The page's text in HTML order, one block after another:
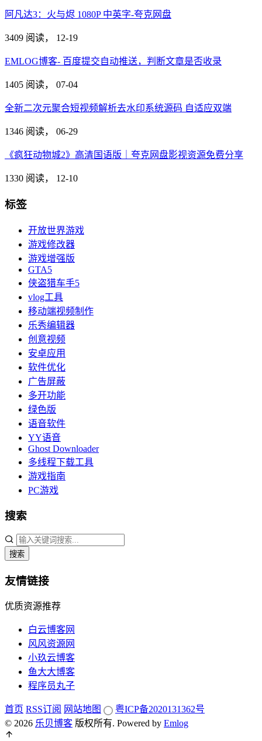
阿凡达3：火与烬 1080P 中英字-夸克网盘
3409 阅读， 12-19
EMLOG博客- 百度提交自动推送，判断文章是否收录
1405 阅读， 07-04
全新二次元聚合短视频解析去水印系统源码 自适应双端
1346 阅读， 06-29
《疯狂动物城2》高清国语版｜夸克网盘影视资源免费分享
1330 阅读， 12-10
标签
开放世界游戏
游戏修改器
游戏增强版
GTA5
侠盗猎车手5
vlog工具
移动端视频制作
乐秀编辑器
创意视频
安卓应用
软件优化
广告屏蔽
多开功能
绿色版
语音软件
YY语音
Ghost Downloader
多线程下载工具
游戏指南
PC游戏
搜索
搜索
友情链接
优质资源推荐
白云博客网
风风资源网
小玖云博客
鱼大大博客
程序员丸子
首页 RSS订阅 网站地图
粤ICP备2020131362号
© 2026 乐贝博客 版权所有. Powered by Emlog